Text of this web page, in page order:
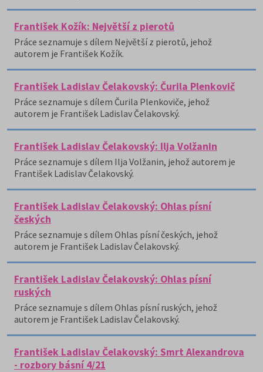
František Kožík: Největší z pierotů
Práce seznamuje s dílem Největší z pierotů, jehož
autorem je František Kožík.
František Ladislav Čelakovský: Čurila Plenkovič
Práce seznamuje s dílem Čurila Plenkoviče, jehož
autorem je František Ladislav Čelakovský.
František Ladislav Čelakovský: Ilja Volžanin
Práce seznamuje s dílem Ilja Volžanin, jehož autorem je
František Ladislav Čelakovský.
František Ladislav Čelakovský: Ohlas písní
českých
Práce seznamuje s dílem Ohlas písní českých, jehož
autorem je František Ladislav Čelakovský.
František Ladislav Čelakovský: Ohlas písní
ruských
Práce seznamuje s dílem Ohlas písní ruských, jehož
autorem je František Ladislav Čelakovský.
František Ladislav Čelakovský: Smrt Alexandrova
- rozbory básní 4/21